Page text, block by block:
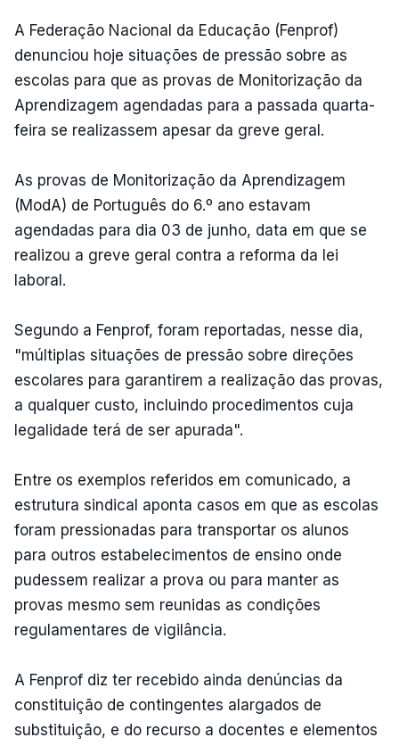
A Federação Nacional da Educação (Fenprof)
denunciou hoje situações de pressão sobre as
escolas para que as provas de Monitorização da
Aprendizagem agendadas para a passada quarta-
feira se realizassem apesar da greve geral.
As provas de Monitorização da Aprendizagem
(ModA) de Português do 6.º ano estavam
agendadas para dia 03 de junho, data em que se
realizou a greve geral contra a reforma da lei
laboral.
Segundo a Fenprof, foram reportadas, nesse dia,
"múltiplas situações de pressão sobre direções
escolares para garantirem a realização das provas,
a qualquer custo, incluindo procedimentos cuja
legalidade terá de ser apurada".
Entre os exemplos referidos em comunicado, a
estrutura sindical aponta casos em que as escolas
foram pressionadas para transportar os alunos
para outros estabelecimentos de ensino onde
pudessem realizar a prova ou para manter as
provas mesmo sem reunidas as condições
regulamentares de vigilância.
A Fenprof diz ter recebido ainda denúncias da
constituição de contingentes alargados de
substituição, e do recurso a docentes e elementos